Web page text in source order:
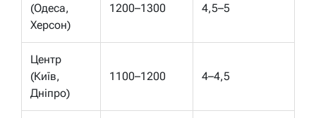
(Одеса,
Херсон)
1200–1300 4,5–5
Центр
(Київ,
Дніпро)
1100–1200 4–4,5